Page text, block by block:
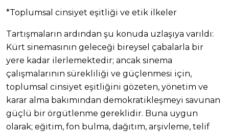
*Toplumsal cinsiyet eşitliği ve etik ilkeler
Tartışmaların ardından şu konuda uzlaşıya varıldı:
Kürt sinemasının geleceği bireysel çabalarla bir
yere kadar ilerlemektedir; ancak sinema
çalışmalarının sürekliliği ve güçlenmesi için,
toplumsal cinsiyet eşitliğini gözeten, yönetim ve
karar alma bakımından demokratikleşmeyi savunan
güçlü bir örgütlenme gereklidir. Buna uygun
olarak; eğitim, fon bulma, dağıtım, arşivleme, telif